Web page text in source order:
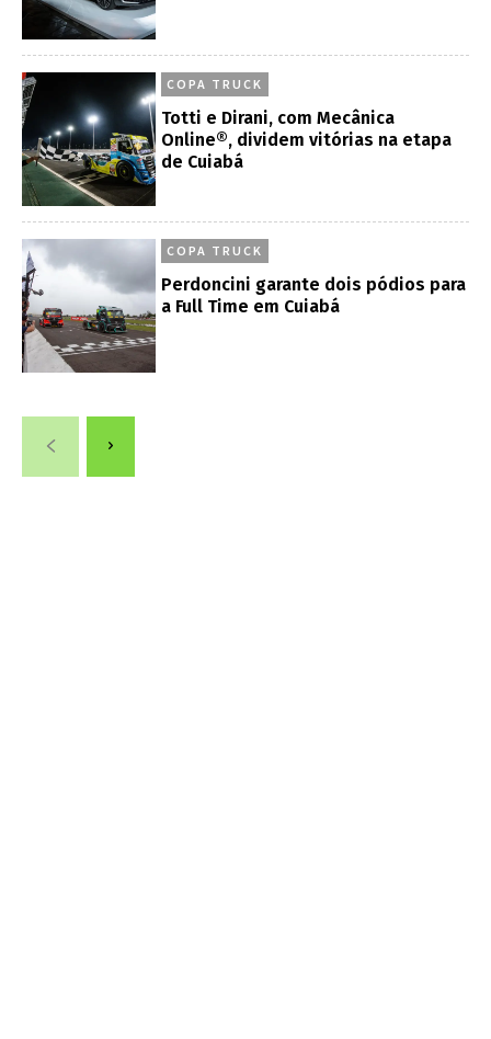
COPA TRUCK
Totti e Dirani, com Mecânica
Online®, dividem vitórias na etapa
de Cuiabá
COPA TRUCK
Perdoncini garante dois pódios para
a Full Time em Cuiabá